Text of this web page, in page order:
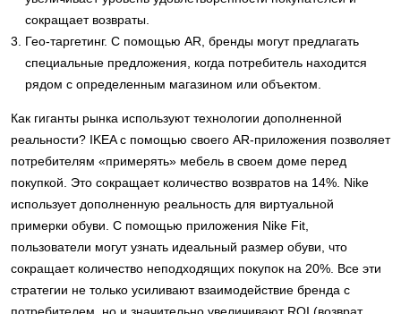
сокращает возвраты.
Гео-таргетинг. С помощью AR, бренды могут предлагать
специальные предложения, когда потребитель находится
рядом с определенным магазином или объектом.
Как гиганты рынка используют технологии дополненной
реальности? IKEA с помощью своего AR-приложения позволяет
потребителям «примерять» мебель в своем доме перед
покупкой. Это сокращает количество возвратов на 14%. Nike
использует дополненную реальность для виртуальной
примерки обуви. С помощью приложения Nike Fit,
пользователи могут узнать идеальный размер обуви, что
сокращает количество неподходящих покупок на 20%. Все эти
стратегии не только усиливают взаимодействие бренда с